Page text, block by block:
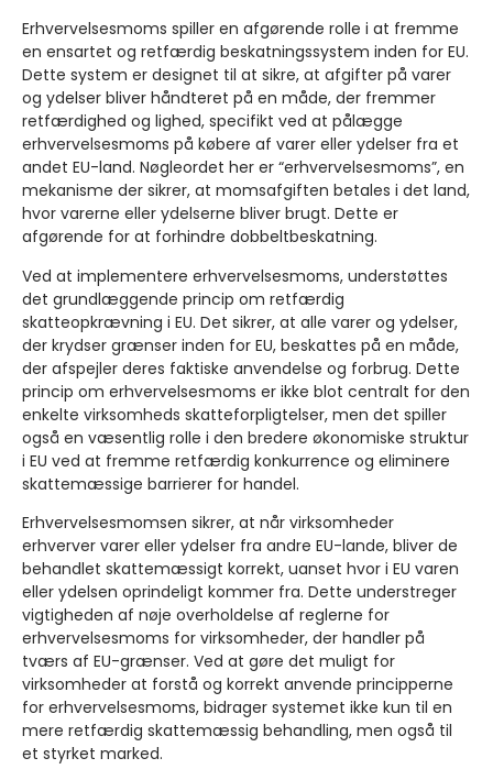
Erhvervelsesmoms spiller en afgørende rolle i at fremme
en ensartet og retfærdig beskatningssystem inden for EU.
Dette system er designet til at sikre, at afgifter på varer
og ydelser bliver håndteret på en måde, der fremmer
retfærdighed og lighed, specifikt ved at pålægge
erhvervelsesmoms på købere af varer eller ydelser fra et
andet EU-land. Nøgleordet her er “erhvervelsesmoms”, en
mekanisme der sikrer, at momsafgiften betales i det land,
hvor varerne eller ydelserne bliver brugt. Dette er
afgørende for at forhindre dobbeltbeskatning.
Ved at implementere erhvervelsesmoms, understøttes
det grundlæggende princip om retfærdig
skatteopkrævning i EU. Det sikrer, at alle varer og ydelser,
der krydser grænser inden for EU, beskattes på en måde,
der afspejler deres faktiske anvendelse og forbrug. Dette
princip om erhvervelsesmoms er ikke blot centralt for den
enkelte virksomheds skatteforpligtelser, men det spiller
også en væsentlig rolle i den bredere økonomiske struktur
i EU ved at fremme retfærdig konkurrence og eliminere
skattemæssige barrierer for handel.
Erhvervelsesmomsen sikrer, at når virksomheder
erhverver varer eller ydelser fra andre EU-lande, bliver de
behandlet skattemæssigt korrekt, uanset hvor i EU varen
eller ydelsen oprindeligt kommer fra. Dette understreger
vigtigheden af nøje overholdelse af reglerne for
erhvervelsesmoms for virksomheder, der handler på
tværs af EU-grænser. Ved at gøre det muligt for
virksomheder at forstå og korrekt anvende principperne
for erhvervelsesmoms, bidrager systemet ikke kun til en
mere retfærdig skattemæssig behandling, men også til
et styrket marked.